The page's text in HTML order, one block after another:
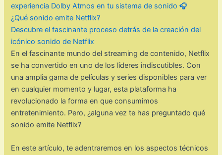
experiencia Dolby Atmos en tu sistema de sonido 🎧
¿Qué sonido emite Netflix?
Descubre el fascinante proceso detrás de la creación del
icónico sonido de Netflix
En el fascinante mundo del streaming de contenido, Netflix
se ha convertido en uno de los líderes indiscutibles. Con
una amplia gama de películas y series disponibles para ver
en cualquier momento y lugar, esta plataforma ha
revolucionado la forma en que consumimos
entretenimiento. Pero, ¿alguna vez te has preguntado qué
sonido emite Netflix?
En este artículo, te adentraremos en los aspectos técnicos